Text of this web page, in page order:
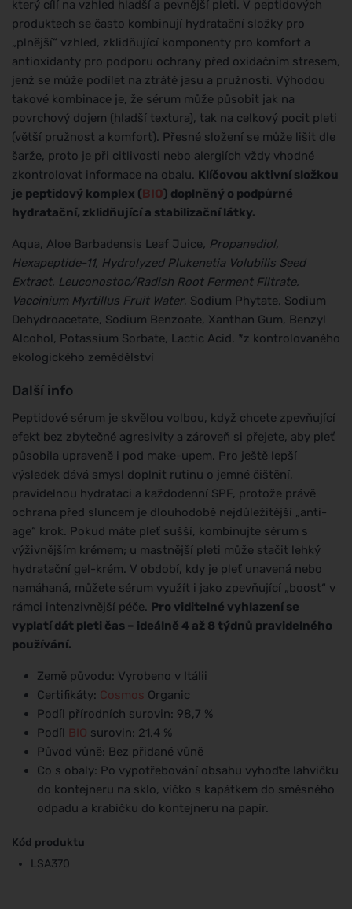
který cílí na vzhled hladší a pevnější pleti. V peptidových
produktech se často kombinují hydratační složky pro
„plnější“ vzhled, zklidňující komponenty pro komfort a
antioxidanty pro podporu ochrany před oxidačním stresem,
jenž se může podílet na ztrátě jasu a pružnosti. Výhodou
takové kombinace je, že sérum může působit jak na
povrchový dojem (hladší textura), tak na celkový pocit pleti
(větší pružnost a komfort). Přesné složení se může lišit dle
šarže, proto je při citlivosti nebo alergiích vždy vhodné
zkontrolovat informace na obalu. Klíčovou aktivní složkou
je peptidový komplex (BIO) doplněný o podpůrné
hydratační, zklidňující a stabilizační látky.
Aqua, Aloe Barbadensis Leaf Juice, Propanediol,
Hexapeptide-11, Hydrolyzed Plukenetia Volubilis Seed
Extract, Leuconostoc/Radish Root Ferment Filtrate,
Vaccinium Myrtillus Fruit Water, Sodium Phytate, Sodium
Dehydroacetate, Sodium Benzoate, Xanthan Gum, Benzyl
Alcohol, Potassium Sorbate, Lactic Acid. *z kontrolovaného
ekologického zemědělství
Další info
Peptidové sérum je skvělou volbou, když chcete zpevňující
efekt bez zbytečné agresivity a zároveň si přejete, aby pleť
působila upraveně i pod make-upem. Pro ještě lepší
výsledek dává smysl doplnit rutinu o jemné čištění,
pravidelnou hydrataci a každodenní SPF, protože právě
ochrana před sluncem je dlouhodobě nejdůležitější „anti-
age“ krok. Pokud máte pleť sušší, kombinujte sérum s
výživnějším krémem; u mastnější pleti může stačit lehký
hydratační gel-krém. V období, kdy je pleť unavená nebo
namáhaná, můžete sérum využít i jako zpevňující „boost“ v
rámci intenzivnější péče. Pro viditelné vyhlazení se
vyplatí dát pleti čas – ideálně 4 až 8 týdnů pravidelného
používání.
Země původu: Vyrobeno v Itálii
Certifikáty: Cosmos Organic
Podíl přírodních surovin: 98,7 %
Podíl BIO surovin: 21,4 %
Původ vůně: Bez přidané vůně
Co s obaly: Po vypotřebování obsahu vyhoďte lahvičku
do kontejneru na sklo, víčko s kapátkem do směsného
odpadu a krabičku do kontejneru na papír.
Kód produktu
LSA370